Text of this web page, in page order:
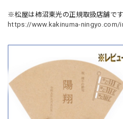
※松屋は柿沼東光の正規取扱店舗です
https://www.kakinuma-